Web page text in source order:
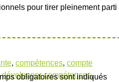
pour tirer pleinement parti
, compétences, compte
développer compétences,
obligatoires sont indiqués